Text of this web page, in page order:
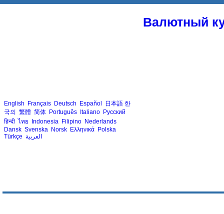
Валютный
English Français Deutsch Español 日本語 한
국의 繁體 简体 Português Italiano Русский
हिन्दी ไทย Indonesia Filipino Nederlands
Dansk Svenska Norsk Ελληνικά Polska
Türkçe العربية